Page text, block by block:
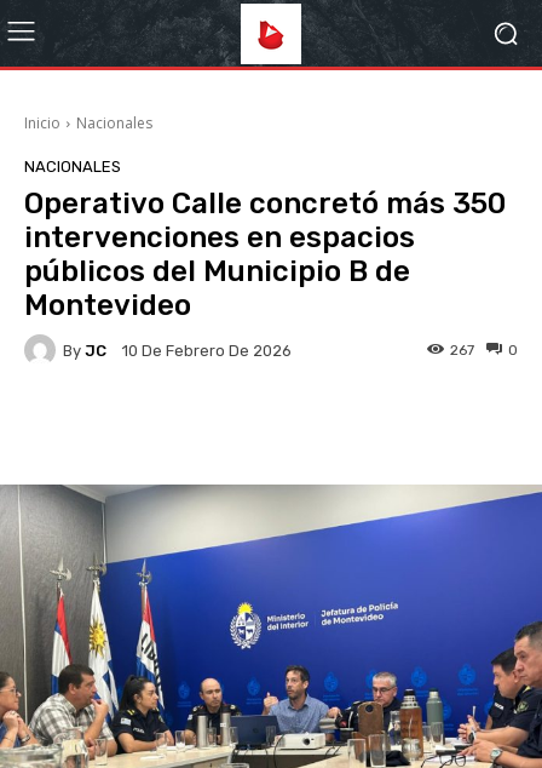
Inicio Nacionales
NACIONALES
Operativo Calle concretó más 350
intervenciones en espacios
públicos del Municipio B de
Montevideo
By JC 10 De Febrero De 2026 0
267